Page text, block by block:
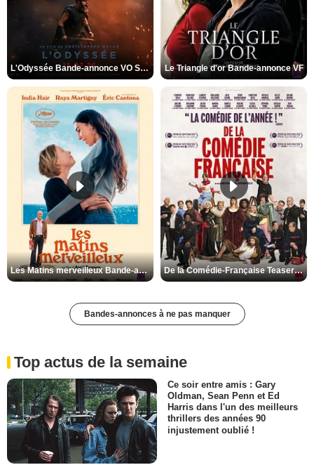
L'Odyssée Bande-annonce VO STFR Le Triangle d'or Bande-annonce VF
Les Matins merveilleux Bande-annonce VF De la Comédie-Française Teaser VF
Bandes-annonces à ne pas manquer
Top actus de la semaine
Ce soir entre amis : Gary
Oldman, Sean Penn et Ed
Harris dans l'un des meilleurs
thrillers des années 90
injustement oublié !